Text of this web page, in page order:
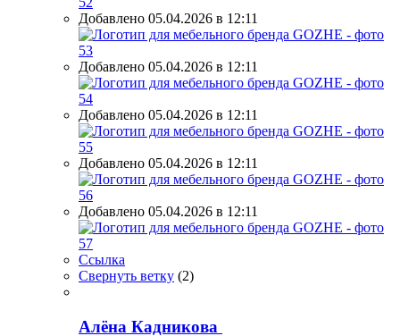
Добавлено 05.04.2026 в 12:11
Добавлено 05.04.2026 в 12:11
Добавлено 05.04.2026 в 12:11
Добавлено 05.04.2026 в 12:11
Добавлено 05.04.2026 в 12:11
Ссылка
Свернуть ветку (2)
Алёна Кадникова